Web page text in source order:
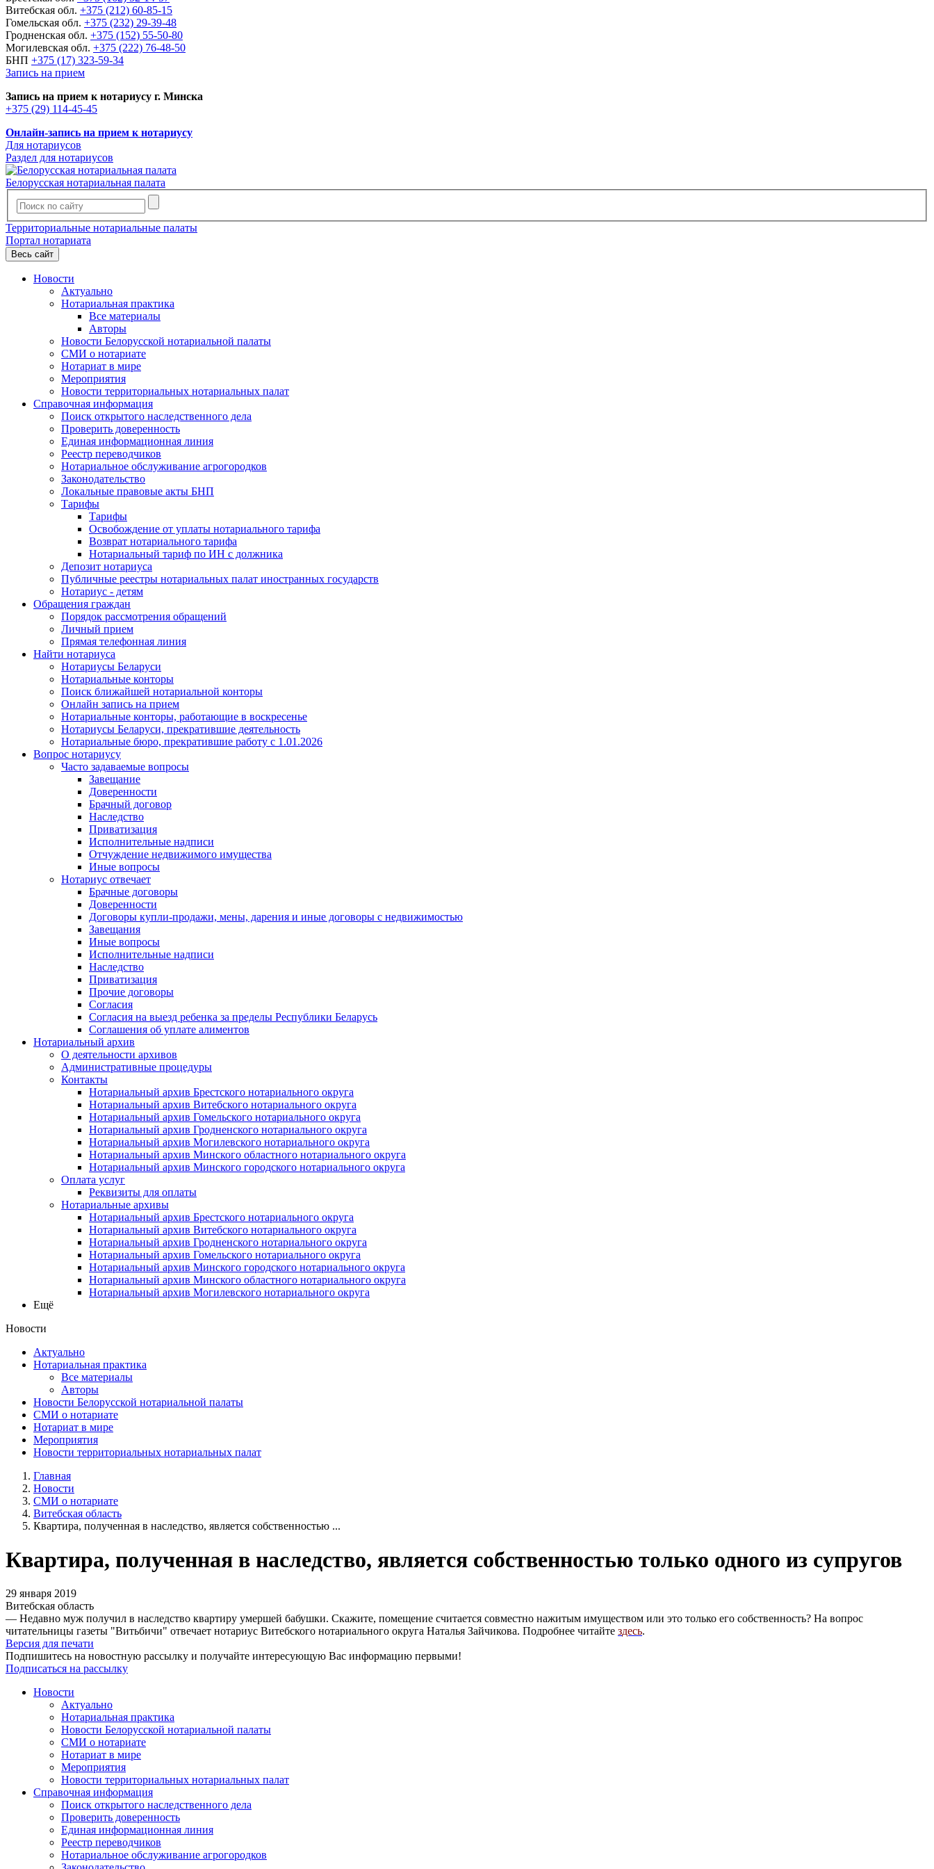
Витебская обл. +375 (212) 60-85-15
Гомельская обл. +375 (232) 29-39-48
Гродненская обл. +375 (152) 55-50-80
Могилевская обл. +375 (222) 76-48-50
БНП +375 (17) 323-59-34
Запись на прием
Запись на прием к нотариусу г. Минска
+375 (29) 114-45-45
Онлайн-запись на прием к нотариусу
Для нотариусов
Раздел для нотариусов
Белорусская нотариальная палата
Территориальные нотариальные палаты
Портал нотариата
Весь сайт
Новости
Актуально
Нотариальная практика
Все материалы
Авторы
Новости Белорусской нотариальной палаты
СМИ о нотариате
Нотариат в мире
Мероприятия
Новости территориальных нотариальных палат
Справочная информация
Поиск открытого наследственного дела
Проверить доверенность
Единая информационная линия
Реестр переводчиков
Нотариальное обслуживание агрогородков
Законодательство
Локальные правовые акты БНП
Тарифы
Тарифы
Освобождение от уплаты нотариального тарифа
Возврат нотариального тарифа
Нотариальный тариф по ИН с должника
Депозит нотариуса
Публичные реестры нотариальных палат иностранных государств
Нотариус - детям
Обращения граждан
Порядок рассмотрения обращений
Личный прием
Прямая телефонная линия
Найти нотариуса
Нотариусы Беларуси
Нотариальные конторы
Поиск ближайшей нотариальной конторы
Онлайн запись на прием
Нотариальные конторы, работающие в воскресенье
Нотариусы Беларуси, прекратившие деятельность
Нотариальные бюро, прекратившие работу с 1.01.2026
Вопрос нотариусу
Часто задаваемые вопросы
Завещание
Доверенности
Брачный договор
Наследство
Приватизация
Исполнительные надписи
Отчуждение недвижимого имущества
Иные вопросы
Нотариус отвечает
Брачные договоры
Доверенности
Договоры купли-продажи, мены, дарения и иные договоры с недвижимостью
Завещания
Иные вопросы
Исполнительные надписи
Наследство
Приватизация
Прочие договоры
Согласия
Согласия на выезд ребенка за пределы Республики Беларусь
Соглашения об уплате алиментов
Нотариальный архив
О деятельности архивов
Административные процедуры
Контакты
Нотариальный архив Брестского нотариального округа
Нотариальный архив Витебского нотариального округа
Нотариальный архив Гомельского нотариального округа
Нотариальный архив Гродненского нотариального округа
Нотариальный архив Могилевского нотариального округа
Нотариальный архив Минского областного нотариального округа
Нотариальный архив Минского городского нотариального округа
Оплата услуг
Реквизиты для оплаты
Нотариальные архивы
Нотариальный архив Брестского нотариального округа
Нотариальный архив Витебского нотариального округа
Нотариальный архив Гродненского нотариального округа
Нотариальный архив Гомельского нотариального округа
Нотариальный архив Минского городского нотариального округа
Нотариальный архив Минского областного нотариального округа
Нотариальный архив Могилевского нотариального округа
Ещё
Новости
Актуально
Нотариальная практика
Все материалы
Авторы
Новости Белорусской нотариальной палаты
СМИ о нотариате
Нотариат в мире
Мероприятия
Новости территориальных нотариальных палат
Главная
Новости
СМИ о нотариате
Витебская область
Квартира, полученная в наследство, является собственностью ...
Квартира, полученная в наследство, является собственностью только одного из супругов
29 января 2019
Витебская область
— Недавно муж получил в наследство квартиру умершей бабушки. Скажите, помещение считается совместно нажитым имуществом или это только его собственность? На вопрос
читательницы газеты "Витьбичи" отвечает нотариус Витебского нотариального округа Наталья Зайчикова. Подробнее читайте здесь.
Версия для печати
Подпишитесь на новостную рассылку и получайте интересующую Вас информацию первыми!
Подписаться на рассылку
Новости
Актуально
Нотариальная практика
Новости Белорусской нотариальной палаты
СМИ о нотариате
Нотариат в мире
Мероприятия
Новости территориальных нотариальных палат
Справочная информация
Поиск открытого наследственного дела
Проверить доверенность
Единая информационная линия
Реестр переводчиков
Нотариальное обслуживание агрогородков